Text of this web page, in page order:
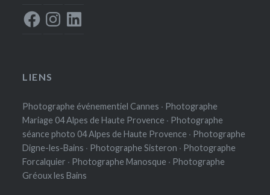
FacebookInstagram
LinkedIn
LIENS
Photographe événementiel Cannes · Photographe
Mariage 04 Alpes de Haute Provence · Photographe
séance photo 04 Alpes de Haute Provence · Photographe
Digne-les-Bains · Photographe Sisteron · Photographe
Forcalquier · Photographe Manosque · Photographe
Gréoux les Bains